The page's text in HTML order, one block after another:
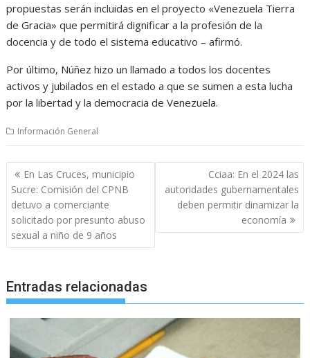
propuestas serán incluidas en el proyecto «Venezuela Tierra
de Gracia» que permitirá dignificar a la profesión de la
docencia y de todo el sistema educativo – afirmó.
Por último, Núñez hizo un llamado a todos los docentes
activos y jubilados en el estado a que se sumen a esta lucha
por la libertad y la democracia de Venezuela.
Información General
Navegación
de
entradas
En Las Cruces, municipio
Sucre: Comisión del CPNB
detuvo a comerciante
solicitado por presunto abuso
sexual a niño de 9 años
Cciaa: En el 2024 las
autoridades gubernamentales
deben permitir dinamizar la
economía
Entradas relacionadas